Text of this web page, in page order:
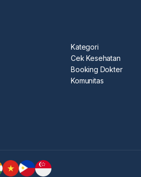
Kategori
Cek Kesehatan
Booking Dokter
Komunitas